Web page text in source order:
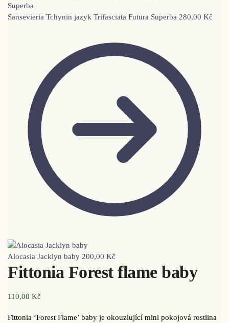
Sansevieria Tchynin jazyk Trifasciata Futura Superba 280,00 Kč
Alocasia Jacklyn baby 200,00 Kč
Fittonia Forest flame baby
110,00 Kč
Fittonia ‘Forest Flame’ baby je okouzlující mini pokojová rostlina